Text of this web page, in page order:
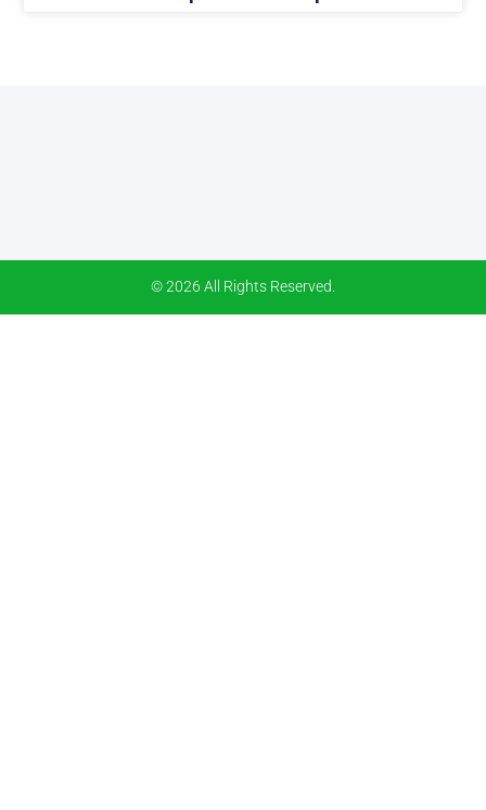
© 2026 All Rights Reserved.